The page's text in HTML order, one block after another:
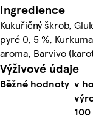
Ingredience
Kukuřičný škrob,
pyré 0, 5 %,
aroma, Barvivo
Výživové údaje
Běžné hodnoty v
100